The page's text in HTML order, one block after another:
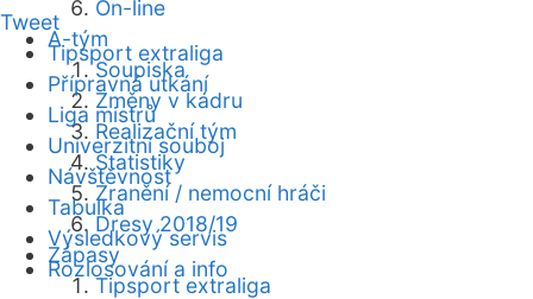
On-line
A-tým
Soupiska
Změny v kádru
Realizační tým
Statistiky
Zranění / nemocní hráči
Dresy 2018/19
Zápasy
Tipsport extraliga
Tweet
Tipsport extraliga
Přípravná utkání
Liga mistrů
Univerzitní souboj
Návštěvnost
Tabulka
Výsledkový servis
Rozlosování a info